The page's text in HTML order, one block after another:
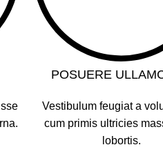
POSUERE
Vestibulum feugiat a
cum primis ultricies
lobortis.